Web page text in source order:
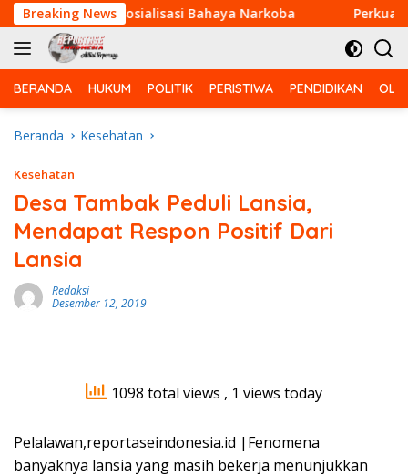
Langsung
ke
konten
Breaking News
Berikan Sosialisasi Bahaya Narkoba Perkuat
BERANDA HUKUM POLITIK PERISTIWA PENDIDIKAN
Beranda Kesehatan
Kesehatan
Desa Tambak Peduli Lansia,
Mendapat Respon Positif Dari
Lansia
Redaksi
Desember 12, 2019
1098 total views , 1 views today
Pelalawan,reportaseindonesia.id |Fenomena
banyaknya lansia yang masih bekerja menunjukkan